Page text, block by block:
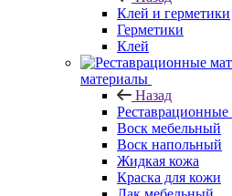
Клей и герметики
Герметики
Клей
материалы
Назад
Воск мебельный
Воск напольный
Жидкая кожа
Краска для кожи